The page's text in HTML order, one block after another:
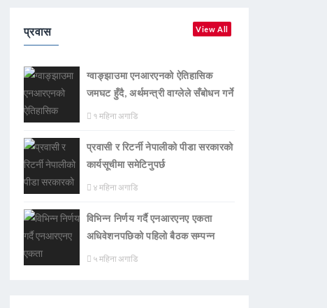
प्रवास View All
ग्वाङ्झाउमा एनआरएनको ऐतिहासिक
जमघट हुँदै, अर्थमन्त्री वाग्लेले सँबोधन गर्ने
१ महिना अगाडि
प्रवासी र रिटर्नी नेपालीको पीडा सरकारको
कार्यसूचीमा समेटिनुपर्छ
४ महिना अगाडि
विभिन्न निर्णय गर्दै एनआरएनए एकता
अधिवेशनपछिको पहिलो बैठक सम्पन्न
५ महिना अगाडि